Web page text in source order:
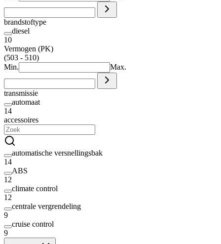
brandstoftype
diesel
10
Vermogen (PK)
(503 - 510)
Min.
Max.
transmissie
automaat
14
accessoires
automatische versnellingsbak
14
ABS
12
climate control
12
centrale vergrendeling
9
cruise control
9